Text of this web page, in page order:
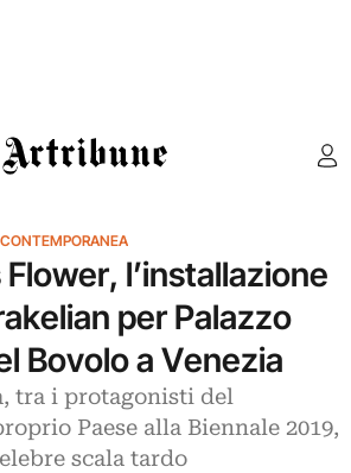
Artribune
l’installazione
per Palazzo
Bovolo a Venezia
tra i protagonisti del
Paese alla Biennale 2019,
scala tardo